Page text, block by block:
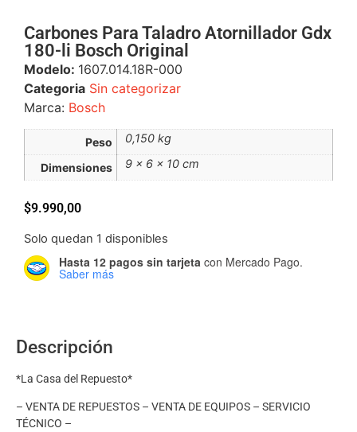
Carbones Para Taladro Atornillador Gdx
180-li Bosch Original
Modelo: 1607.014.18R-000
Categoria Sin categorizar
Marca: Bosch
Peso 0,150 kg
Dimensiones 9 × 6 × 10 cm
$9.990,00
Solo quedan 1 disponibles
Hasta 12 pagos sin tarjeta con Mercado Pago.
Saber más
Descripción
*La Casa del Repuesto*
– VENTA DE REPUESTOS – VENTA DE EQUIPOS – SERVICIO
TÉCNICO –